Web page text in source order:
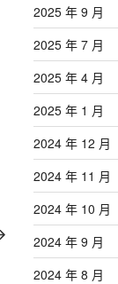
2025 年 9 月
2025 年 7 月
2025 年 4 月
2025 年 1 月
2024 年 12 月
2024 年 11 月
2024 年 10 月
2024 年 9 月
2024 年 8 月